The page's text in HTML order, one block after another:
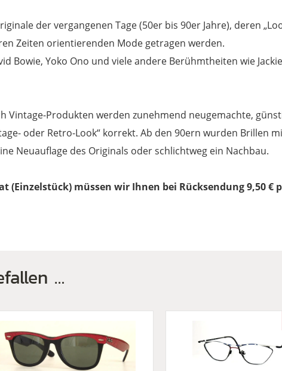
der vergangenen Tage (50er bis 90er Jahre), deren
Zeiten orientierenden Mode getragen werden.
Bowie, Yoko Ono und viele andere Berühmtheiten wie
Vintage-Produkten werden zunehmend neugemachte,
oder Retro-Look“ korrekt. Ab den 90ern wurden Brillen
Neuauflage des Originals oder schlichtweg ein Nachbau.
(Einzelstück) müssen wir Ihnen bei Rücksendung 9,50 €
…